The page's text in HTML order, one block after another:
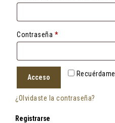
Contraseña *Obligatorio
Recuérdame
Acceso
¿Olvidaste la contraseña?
Registrarse